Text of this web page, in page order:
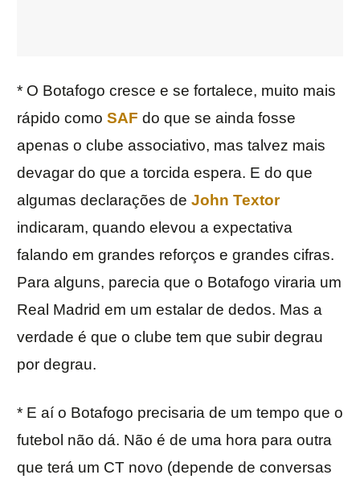
* O Botafogo cresce e se fortalece, muito mais
rápido como SAF do que se ainda fosse
apenas o clube associativo, mas talvez mais
devagar do que a torcida espera. E do que
algumas declarações de John Textor
indicaram, quando elevou a expectativa
falando em grandes reforços e grandes cifras.
Para alguns, parecia que o Botafogo viraria um
Real Madrid em um estalar de dedos. Mas a
verdade é que o clube tem que subir degrau
por degrau.
* E aí o Botafogo precisaria de um tempo que o
futebol não dá. Não é de uma hora para outra
que terá um CT novo (depende de conversas